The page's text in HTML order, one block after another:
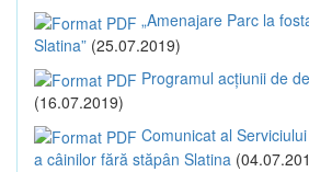
„Amenajare Parc la
Slatina” (25.07.2019)
Programul acțiunii de
(16.07.2019)
Comunicat al
a câinilor fără stăpân Slatina